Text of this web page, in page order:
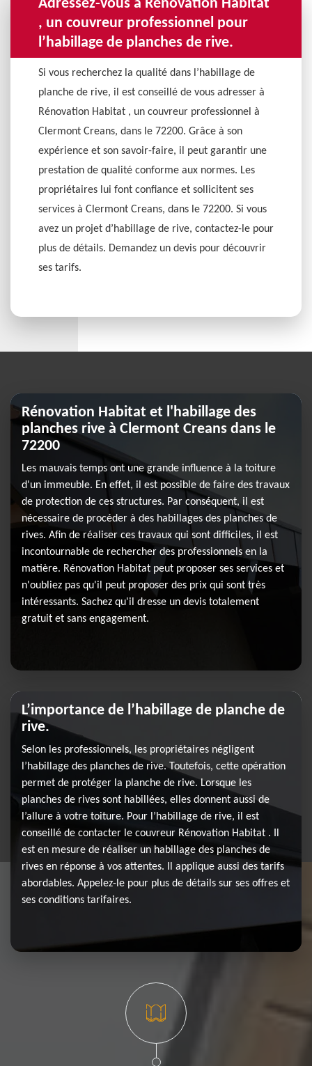
Adressez-vous à Rénovation Habitat
, un couvreur professionnel pour
l’habillage de planches de rive.
Si vous recherchez la qualité dans l’habillage de
planche de rive, il est conseillé de vous adresser à
Rénovation Habitat , un couvreur professionnel à
Clermont Creans, dans le 72200. Grâce à son
expérience et son savoir-faire, il peut garantir une
prestation de qualité conforme aux normes. Les
propriétaires lui font confiance et sollicitent ses
services à Clermont Creans, dans le 72200. Si vous
avez un projet d’habillage de rive, contactez-le pour
plus de détails. Demandez un devis pour découvrir
ses tarifs.
Rénovation Habitat et l'habillage des
planches rive à Clermont Creans dans le
72200
Les mauvais temps ont une grande influence à la toiture
d'un immeuble. En effet, il est possible de faire des travaux
de protection de ces structures. Par conséquent, il est
nécessaire de procéder à des habillages des planches de
rives. Afin de réaliser ces travaux qui sont difficiles, il est
incontournable de rechercher des professionnels en la
matière. Rénovation Habitat peut proposer ses services et
n'oubliez pas qu'il peut proposer des prix qui sont très
intéressants. Sachez qu'il dresse un devis totalement
gratuit et sans engagement.
L’importance de l’habillage de planche de
rive.
Selon les professionnels, les propriétaires négligent
l’habillage des planches de rive. Toutefois, cette opération
permet de protéger la planche de rive. Lorsque les
planches de rives sont habillées, elles donnent aussi de
l’allure à votre toiture. Pour l’habillage de rive, il est
conseillé de contacter le couvreur Rénovation Habitat . Il
est en mesure de réaliser un habillage des planches de
rives en réponse à vos attentes. Il applique aussi des tarifs
abordables. Appelez-le pour plus de détails sur ses offres et
ses conditions tarifaires.